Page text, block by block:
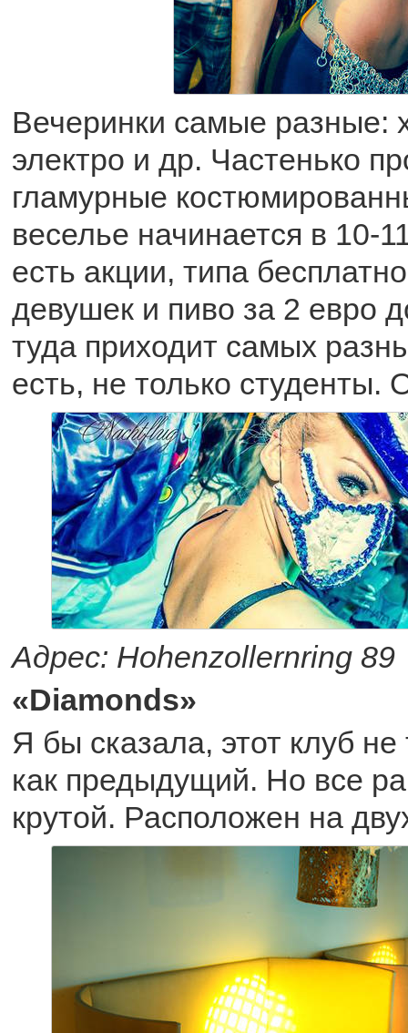
Вечеринки самые разные:
электро и др. Частенько
гламурные
веселье начинается в 10-
есть акции, типа
девушек и пиво за 2 евро
туда приходит самых
есть, не только студенты.
Адрес: Hohenzollernring 89
«Diamonds»
Я бы сказала, этот клуб
как предыдущий. Но все
крутой. Расположен на